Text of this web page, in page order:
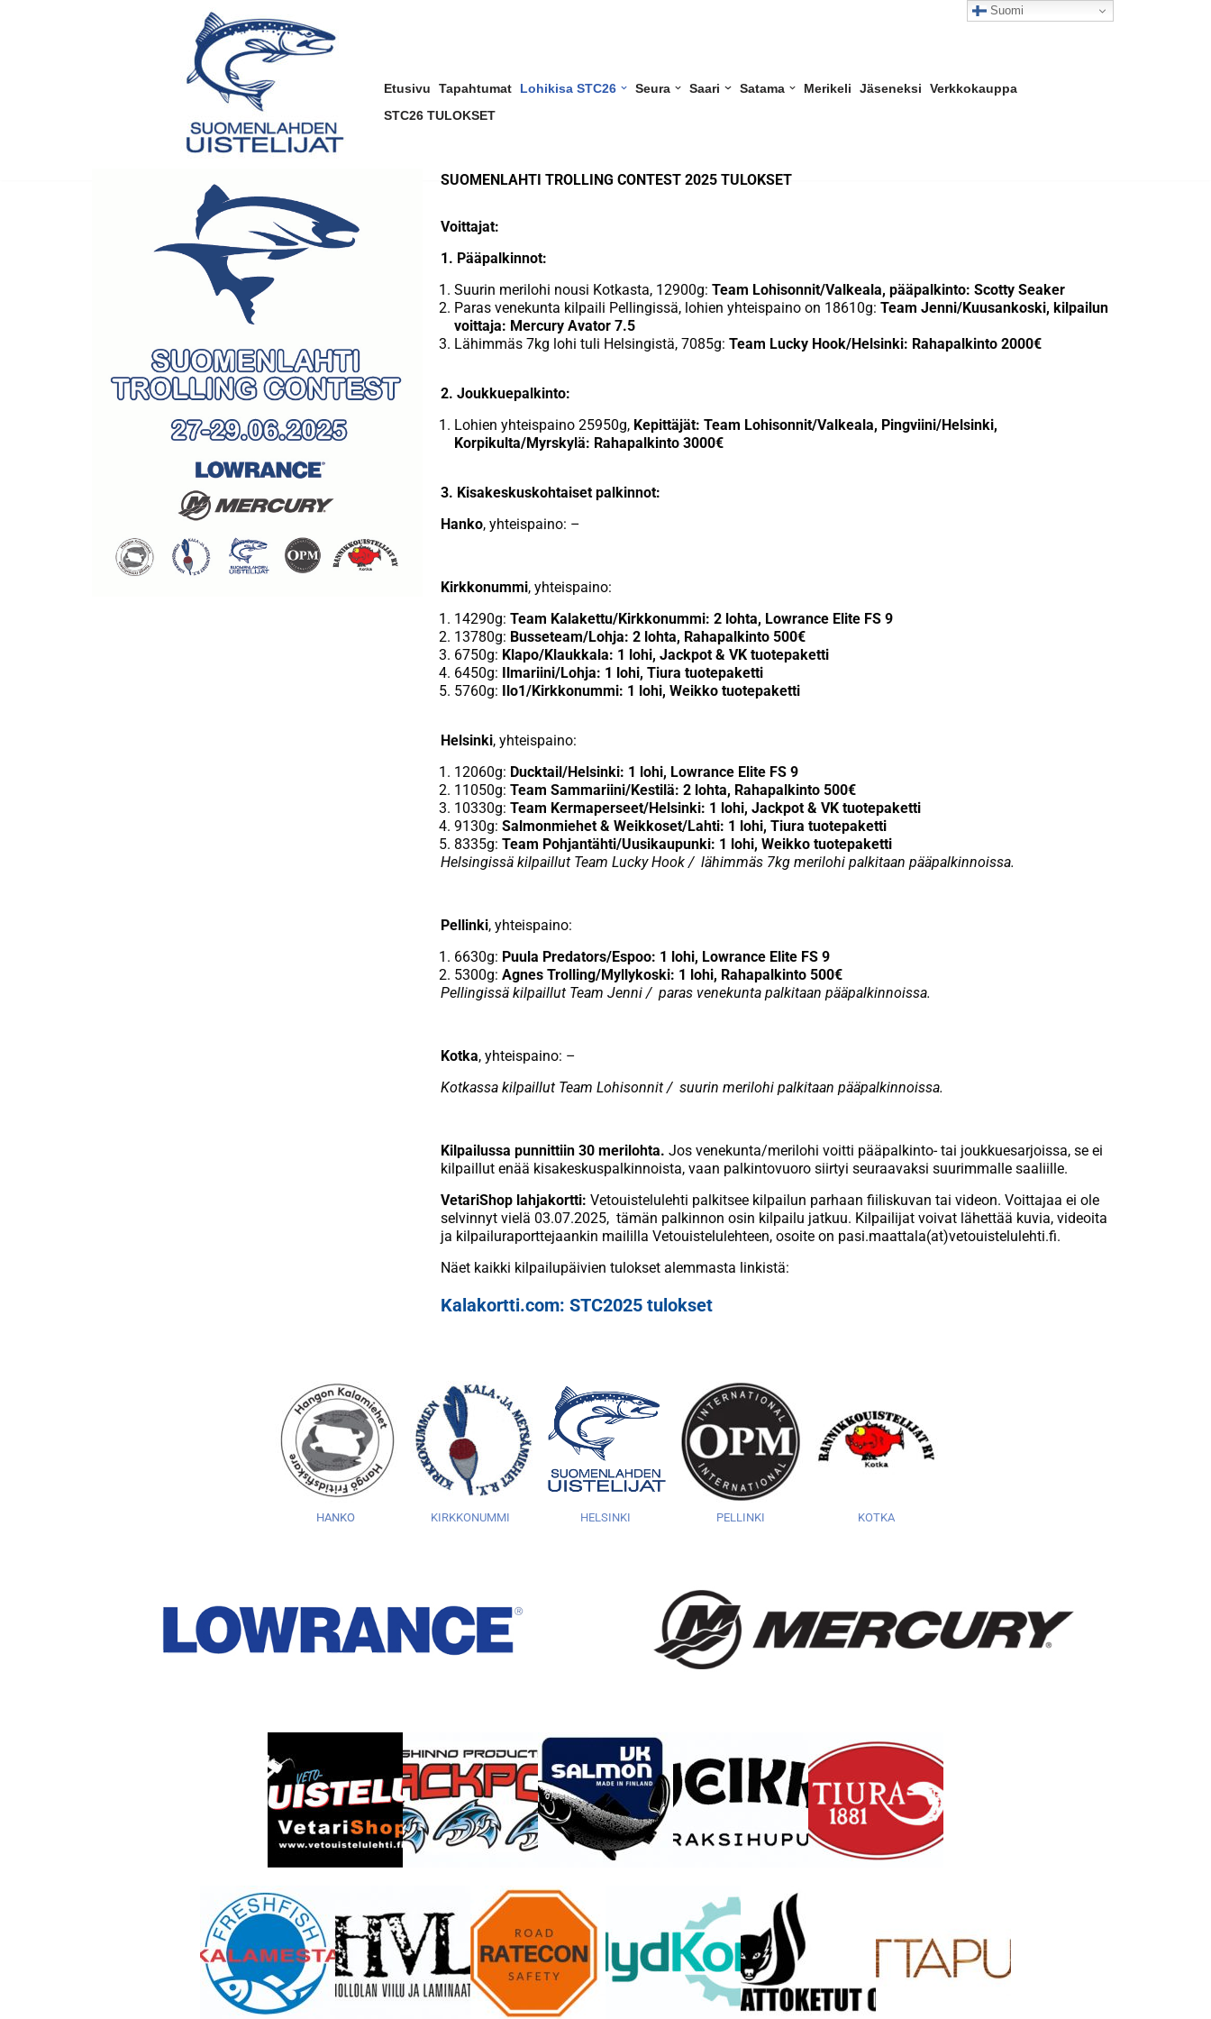
Etusivu Tapahtumat Lohikisa STC26 Seura Saari Satama Merikeli Jäseneksi
Verkkokauppa
STC26 TULOKSET
SUOMENLAHTI TROLLING CONTEST 2025 TULOKSET
Voittajat:
1. Pääpalkinnot:
Suurin merilohi nousi Kotkasta, 12900g: Team Lohisonnit/Valkeala, pääpalkinto: Scotty Seaker
Paras venekunta kilpaili Pellingissä, lohien yhteispaino on 18610g: Team Jenni/Kuusankoski, kilpailun
voittaja: Mercury Avator 7.5
Lähimmäs 7kg lohi tuli Helsingistä, 7085g: Team Lucky Hook/Helsinki: Rahapalkinto 2000€
2. Joukkuepalkinto:
Lohien yhteispaino 25950g, Kepittäjät: Team Lohisonnit/Valkeala, Pingviini/Helsinki,
Korpikulta/Myrskylä: Rahapalkinto 3000€
3. Kisakeskuskohtaiset palkinnot:
Hanko, yhteispaino: –
Kirkkonummi, yhteispaino:
14290g: Team Kalakettu/Kirkkonummi: 2 lohta, Lowrance Elite FS 9
13780g: Busseteam/Lohja: 2 lohta, Rahapalkinto 500€
6750g: Klapo/Klaukkala: 1 lohi, Jackpot & VK tuotepaketti
6450g: Ilmariini/Lohja: 1 lohi, Tiura tuotepaketti
5760g: Ilo1/Kirkkonummi: 1 lohi, Weikko tuotepaketti
Helsinki, yhteispaino:
12060g: Ducktail/Helsinki: 1 lohi, Lowrance Elite FS 9
11050g: Team Sammariini/Kestilä: 2 lohta, Rahapalkinto 500€
10330g: Team Kermaperseet/Helsinki: 1 lohi, Jackpot & VK tuotepaketti
9130g: Salmonmiehet & Weikkoset/Lahti: 1 lohi, Tiura tuotepaketti
8335g: Team Pohjantähti/Uusikaupunki: 1 lohi, Weikko tuotepaketti
Helsingissä kilpaillut Team Lucky Hook / lähimmäs 7kg merilohi palkitaan pääpalkinnoissa.
Pellinki, yhteispaino:
6630g: Puula Predators/Espoo: 1 lohi, Lowrance Elite FS 9
5300g: Agnes Trolling/Myllykoski: 1 lohi, Rahapalkinto 500€
Pellingissä kilpaillut Team Jenni / paras venekunta palkitaan pääpalkinnoissa.
Kotka, yhteispaino: –
Kotkassa kilpaillut Team Lohisonnit / suurin merilohi palkitaan pääpalkinnoissa.
Kilpailussa punnittiin 30 merilohta. Jos venekunta/merilohi voitti pääpalkinto- tai joukkuesarjoissa, se ei
kilpaillut enää kisakeskuspalkinnoista, vaan palkintovuoro siirtyi seuraavaksi suurimmalle saaliille.
VetariShop lahjakortti: Vetouistelulehti palkitsee kilpailun parhaan fiiliskuvan tai videon. Voittajaa ei ole
selvinnyt vielä 03.07.2025, tämän palkinnon osin kilpailu jatkuu. Kilpailijat voivat lähettää kuvia, videoita
ja kilpailuraporttejaankin maililla Vetouistelulehteen, osoite on pasi.maattala(at)vetouistelulehti.fi.
Näet kaikki kilpailupäivien tulokset alemmasta linkistä:
Kalakortti.com: STC2025 tulokset
HANKO KIRKKONUMMI HELSINKI PELLINKI KOTKA
Suomi